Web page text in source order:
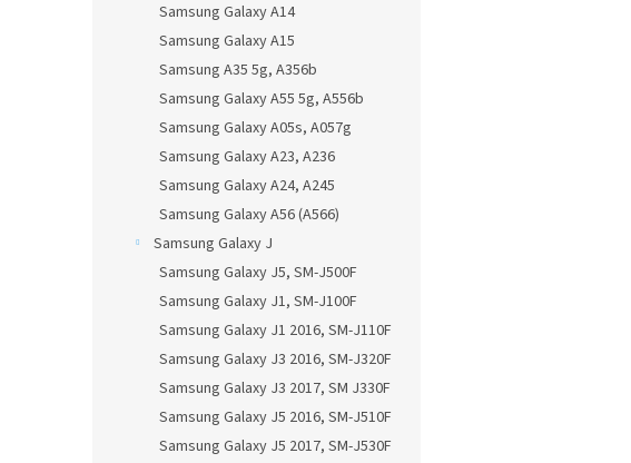
Samsung Galaxy A14
Samsung Galaxy A15
Samsung A35 5g, A356b
Samsung Galaxy A55 5g, A556b
Samsung Galaxy A05s, A057g
Samsung Galaxy A23, A236
Samsung Galaxy A24, A245
Samsung Galaxy A56 (A566)
Samsung Galaxy J
Samsung Galaxy J5, SM-J500F
Samsung Galaxy J1, SM-J100F
Samsung Galaxy J1 2016, SM-J110F
Samsung Galaxy J3 2016, SM-J320F
Samsung Galaxy J3 2017, SM J330F
Samsung Galaxy J5 2016, SM-J510F
Samsung Galaxy J5 2017, SM-J530F